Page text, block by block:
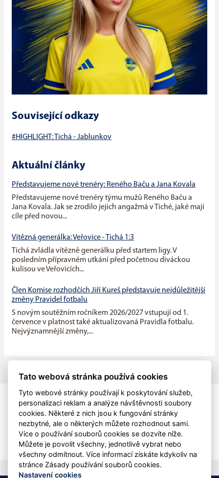
Související odkazy
#HIGHLIGHT: Tichá - Jablunkov
Aktuální články
Představujeme nové trenéry: Reného Baču a Jana Kovala
Představujeme nové trenéry týmu mužů Reného Baču a
Jana Kovala. Jak se zrodilo jejich angažmá v Tiché, jaké mají
cíle před novou...
Vítězná generálka: Veřovice - Tichá 1:3
Tichá zvládla vítězně generálku před startem ligy. V
posledním přípravném utkání před početnou diváckou
kulisou ve Veřovicích...
Člen Komise rozhodčích Jiří Kureš představuje nejdůležitější
změny Pravidel fotbalu
S novým soutěžním ročníkem 2026/2027 vstupují od 1.
července v platnost také aktualizovaná Pravidla fotbalu.
Nejvýznamnější změny,...
Tato webová stránka používá cookies
Tyto webové stránky používají k poskytování služeb,
personalizaci reklam a analýze návštěvnosti soubory
cookies. Některé z nich jsou k fungování stránky
nezbytné, ale o některých můžete rozhodnout sami.
Více o používání souborů cookies se dozvíte níže.
Můžete je povolit všechny, jednotlivě vybrat nebo
všechny odmítnout. Více informací získáte kdykoliv na
stránce Zásady používání souborů cookies.
Nastavení cookies